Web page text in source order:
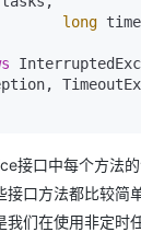
long
接口中每个方法
接口方法都比较简
我们在使用非定时